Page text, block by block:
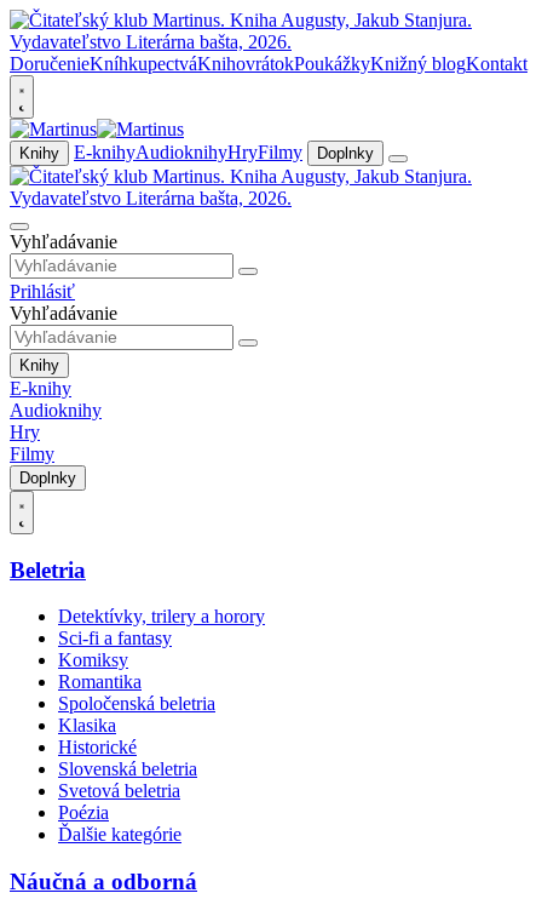
DoručenieKníhkupectváKnihovrátokPoukážkyKnižný blogKontakt
Knihy E-knihyAudioknihyHryFilmy Doplnky
Vyhľadávanie
Prihlásiť
Vyhľadávanie
Knihy
E-knihy
Audioknihy
Hry
Filmy
Doplnky
Beletria
Detektívky, trilery a horory
Sci-fi a fantasy
Komiksy
Romantika
Spoločenská beletria
Klasika
Historické
Slovenská beletria
Svetová beletria
Poézia
Ďalšie kategórie
Náučná a odborná